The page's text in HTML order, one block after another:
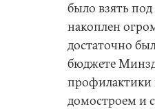
было взять
накоплен
достаточно
бюджете
профилактики
домостроем и